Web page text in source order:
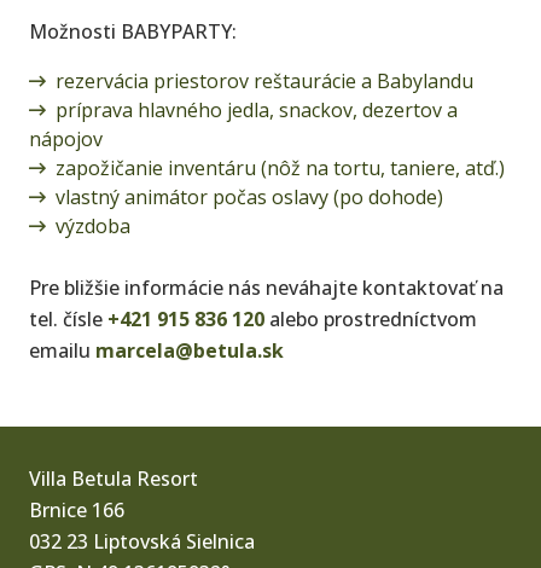
Možnosti BABYPARTY:
rezervácia priestorov reštaurácie a Babylandu
príprava hlavného jedla, snackov, dezertov a
nápojov
zapožičanie inventáru (nôž na tortu, taniere, atď.)
vlastný animátor počas oslavy (po dohode)
výzdoba
Pre bližšie informácie nás neváhajte kontaktovať na
tel. čísle +421 915 836 120 alebo prostredníctvom
emailu marcela@betula.sk
Villa Betula Resort
Brnice 166
032 23 Liptovská Sielnica